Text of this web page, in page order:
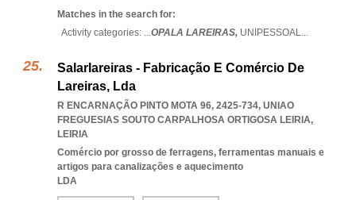
Matches in the search for:
Activity categories: ...OPALA LAREIRAS, UNIPESSOAL...
Salarlareiras - Fabricação E Comércio De
Lareiras, Lda
R ENCARNAÇÃO PINTO MOTA 96, 2425-734, UNIAO
FREGUESIAS SOUTO CARPALHOSA ORTIGOSA LEIRIA,
LEIRIA
Comércio por grosso de ferragens, ferramentas manuais e
artigos para canalizações e aquecimento
LDA